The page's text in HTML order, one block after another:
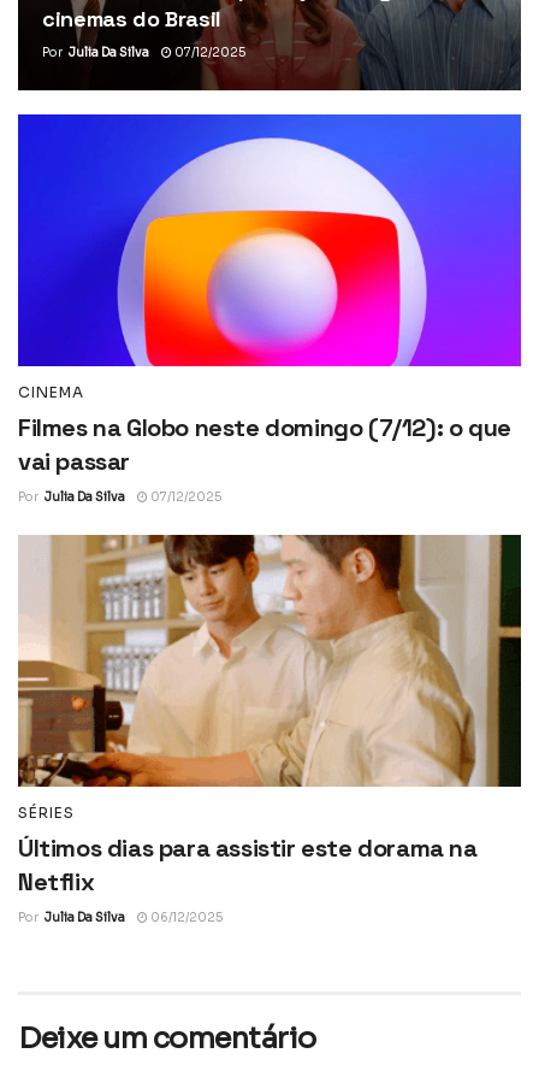
cinemas do Brasil
Por Julia Da Silva 07/12/2025
CINEMA
Filmes na Globo neste domingo (7/12): o que
vai passar
Por Julia Da Silva 07/12/2025
SÉRIES
Últimos dias para assistir este dorama na
Netflix
Por Julia Da Silva 06/12/2025
Deixe um comentário